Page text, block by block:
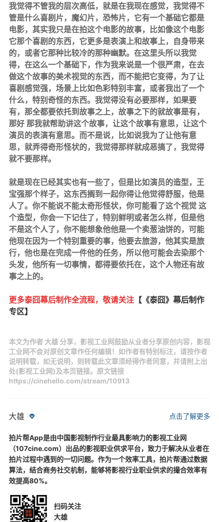
我觉得不管我的层次高低，就是在我现在感觉，我觉得不
管是什么喜剧片，魔幻片，恐怖片，它有一个基础它都是
电影，其实我只是在拍这个电影的故事，比如像这个电影
它那个喜剧的东西，它更多是表演上和故事上，自身带来
的，或者它那种比较冷的那种幽默。在这里头所以我觉
得，在这么一个基础下，作为我来说是一个很严肃，在去
做这个故事的美术视觉的东西，而不能把它变得，为了让
喜剧感觉强，场景上比如色彩特别丰富，或者我出了一个
什么，特别奇怪的东西。我觉得没有必要那样，如果要
有，那全都要依托到故事之上，故事之下的就故事是有，
那好 那我就帮助讲这个故事，让这个故事有意思，让这个
演员的表演有意思。而不是说，比如说我为了让他有意
思，就弄得奇形怪状的，我觉得那样就成恶搞了，我觉得
就不要那样。
就是现在已经其实也有一些了，但是比如演员的造型，王
宝强那个样子，这东西搁到一起你得让他觉得舒服，他是
人了。你不能说不能太奇形怪状，你可能看了这个视觉 这
个造型，你会一下记住了，特别鲜明或者怎么样，但是他
不是这个人了，你不能想象他他是一个卖葱油饼的，可能
他现在因为一个特别重要的事，他要去旅游，他其实是旅
行，他也是在完成一件他的任务，所以他可能会去染那个
头发，他所有一切事情，都得要依托在，这个人物还有故
事之上的。
更多泰囧幕后制作全流程，敬请关注 【《泰囧》幕后制作
专区】
本文为作者 大雄 分享，影视工业网鼓励从业者分享原创内容，影视
工业网不会对原创文章作任何编辑！如作者有特别标注，请按作者
说明转载，如无说明，则转载此文章须经得作者同意，并请附上出
处(影视工业网)及本页链接。原文链接
https://cinehello.com/stream/10913
大雄 点击了解更多
拍片帮App是由中国影视制作行业最具影响力的影视工业网
（107cine.com）出品的影视职业供求平台，致力于解决从业者在
拍片过程中遇到的一切问题。作为一个效率工具，拍片帮通过数据
算法，结合商务社交机制，能够将影视行业职业供求的撮合效率有
效提高80%。
扫码关注
大雄